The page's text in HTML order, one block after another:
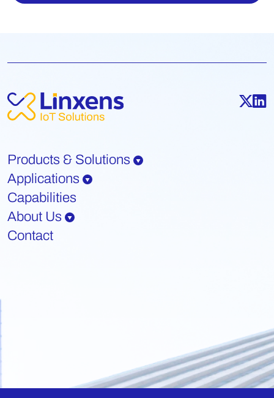
Products & Solutions
Applications
Capabilities
About Us
Contact